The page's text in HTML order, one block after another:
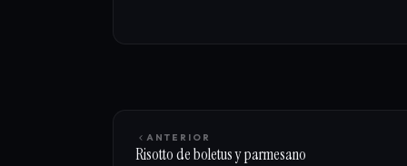
ANTERIOR
Risotto de boletus y parmesano